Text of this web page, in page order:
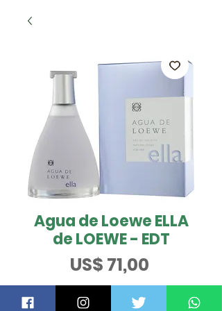
Agua de Loewe ELLA
de LOEWE - EDT
US$ 71,00Preço
Tamanho*